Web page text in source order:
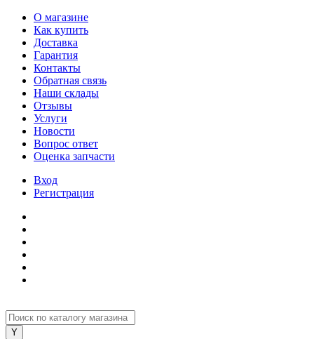
О магазине
Как купить
Доставка
Гарантия
Контакты
Обратная связь
Наши склады
Отзывы
Услуги
Новости
Вопрос ответ
Оценка запчасти
Вход
Регистрация